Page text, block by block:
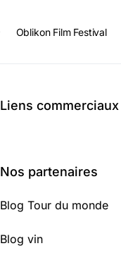
Oblikon Film Festival
Liens commerciaux
Nos partenaires
Blog Tour du monde
Blog vin